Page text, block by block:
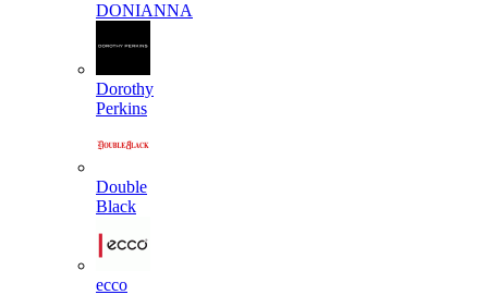
DONIANNA
Dorothy
Perkins
Double
Black
ecco